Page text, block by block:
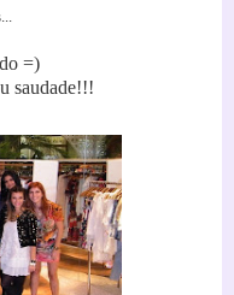
=)
saudade!!!